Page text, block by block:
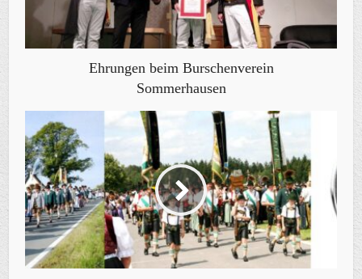
Ehrungen beim Burschenverein
Sommerhausen